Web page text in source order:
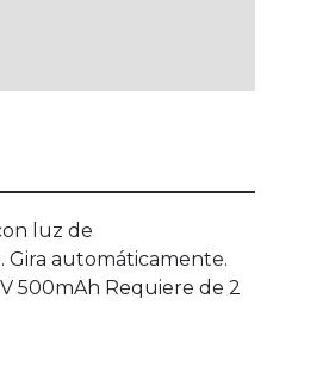
luz de
Gira automáticamente.
500mAh Requiere de 2